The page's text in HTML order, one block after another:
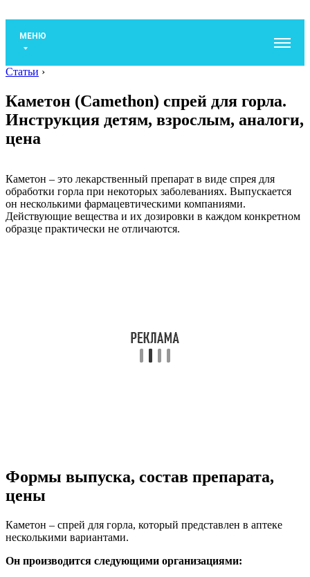
МЕНЮ
Статьи ›
Каметон (Camethon) спрей для горла.
Инструкция детям, взрослым, аналоги,
цена
Каметон – это лекарственный препарат в виде спрея для
обработки горла при некоторых заболеваниях. Выпускается
он несколькими фармацевтическими компаниями.
Действующие вещества и их дозировки в каждом конкретном
образце практически не отличаются.
Формы выпуска, состав препарата,
цены
Каметон – спрей для горла, который представлен в аптеке
несколькими вариантами.
Он производится следующими организациями: